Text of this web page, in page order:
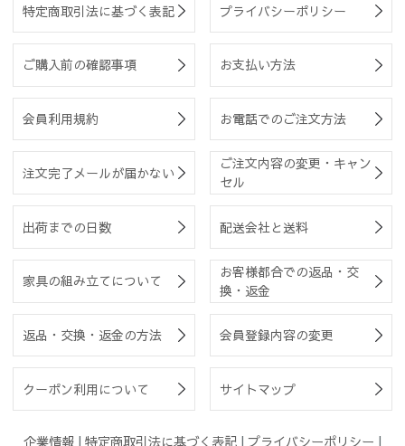
特定商取引法に基づく表記 プライバシーポリシー
ご購入前の確認事項 お支払い方法
会員利用規約 お電話でのご注文方法
注文完了メールが届かない
ご注文内容の変更・キャン
セル
出荷までの日数 配送会社と送料
家具の組み立てについて
お客様都合での返品・交
換・返金
返品・交換・返金の方法 会員登録内容の変更
クーポン利用について サイトマップ
企業情報 | 特定商取引法に基づく表記 | プライバシーポリシー |